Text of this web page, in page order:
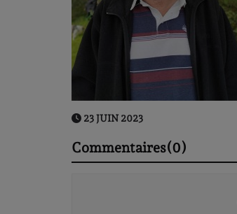
23 JUIN 2023
Commentaires(0)